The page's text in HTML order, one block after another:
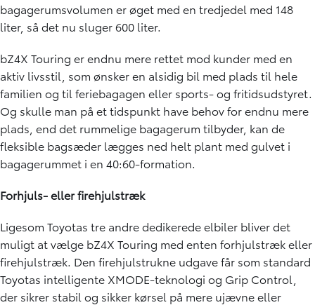
bagagerumsvolumen er øget med en tredjedel med 148
liter, så det nu sluger 600 liter.
bZ4X Touring er endnu mere rettet mod kunder med en
aktiv livsstil, som ønsker en alsidig bil med plads til hele
familien og til feriebagagen eller sports- og fritidsudstyret.
Og skulle man på et tidspunkt have behov for endnu mere
plads, end det rummelige bagagerum tilbyder, kan de
fleksible bagsæder lægges ned helt plant med gulvet i
bagagerummet i en 40:60-formation.
Forhjuls- eller firehjulstræk
Ligesom Toyotas tre andre dedikerede elbiler bliver det
muligt at vælge bZ4X Touring med enten forhjulstræk eller
firehjulstræk. Den firehjulstrukne udgave får som standard
Toyotas intelligente XMODE-teknologi og Grip Control,
der sikrer stabil og sikker kørsel på mere ujævne eller